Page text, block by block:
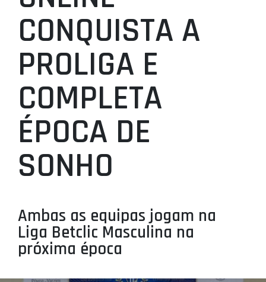
CLUBES
AGENTES
AGENDA
SELEÇÕES
MINIBASQUETE
ÁREA TÉCNICA
PROJETOS
LIGA BETCLIC MASCULINA
CONQUISTA A
PROLIGA E
COMPLETA
ÉPOCA DE
SONHO
Ambas as equipas jogam na
Liga Betclic Masculina na
próxima época